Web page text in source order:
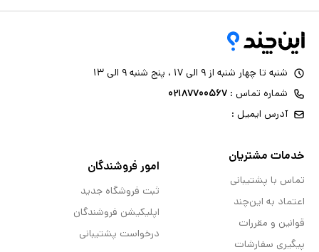
شنبه تا چهار شنبه از ۹ الی ۱۷ ، پنج شنبه ۹ الی ۱۳
شماره تماس : ۰۲۱۸۷۷۰۰۵۶۷
آدرس ایمیل :
خدمات مشتریان
تماس با پشتیبانی
اعتماد به این‌چند
قوانین و مقررات
پیگیری سفارشات
امور فروشندگان
ثبت فروشگاه جدید
اپلیکیشن فروشندگان
درخواست پشتیبانی